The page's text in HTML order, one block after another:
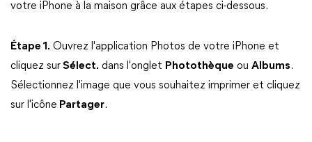
votre iPhone à la maison grâce aux étapes ci-dessous.
Étape 1. Ouvrez l'application Photos de votre iPhone et
cliquez surSélect. dans l'onglet Photothèque ou Albums.
Sélectionnez l'image que vous souhaitez imprimer et cliquez
sur l'icône Partager.